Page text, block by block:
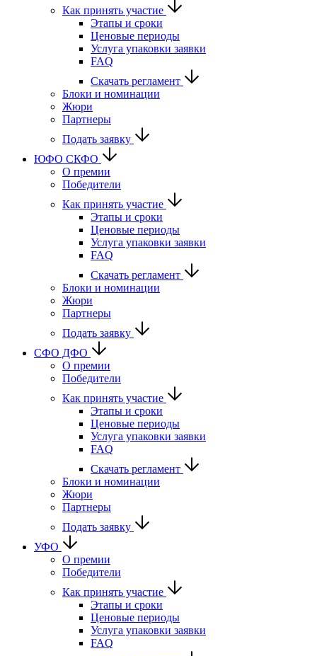
Как принять участие
Этапы и сроки
Ценовые периоды
Услуга упаковки заявки
FAQ
Скачать регламент
Блоки и номинации
Жюри
Партнеры
Подать заявку
ЮФО СКФО
О премии
Победители
Как принять участие
Этапы и сроки
Ценовые периоды
Услуга упаковки заявки
FAQ
Скачать регламент
Блоки и номинации
Жюри
Партнеры
Подать заявку
CФО ДФО
О премии
Победители
Как принять участие
Этапы и сроки
Ценовые периоды
Услуга упаковки заявки
FAQ
Скачать регламент
Блоки и номинации
Жюри
Партнеры
Подать заявку
УФО
О премии
Победители
Как принять участие
Этапы и сроки
Ценовые периоды
Услуга упаковки заявки
FAQ